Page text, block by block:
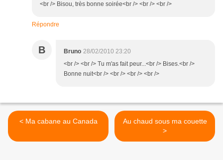
<br /> Bisou, très bonne soirée<br /> <br /> <br />
Répondre
B Bruno 28/02/2010 23:20
<br /> <br /> Tu m'as fait peur...<br /> Bises.<br />
Bonne nuit<br /> <br /> <br /> <br />
< Ma cabane au Canada
Au chaud sous ma couette
>